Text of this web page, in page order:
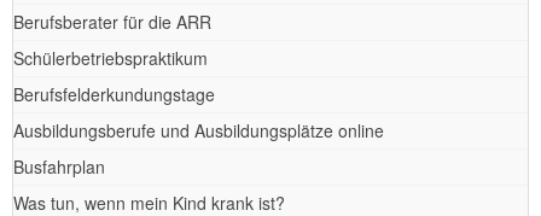
Berufsberater für die ARR
Schülerbetriebspraktikum
Berufsfelderkundungstage
Ausbildungsberufe und Ausbildungsplätze online
Busfahrplan
Was tun, wenn mein Kind krank ist?